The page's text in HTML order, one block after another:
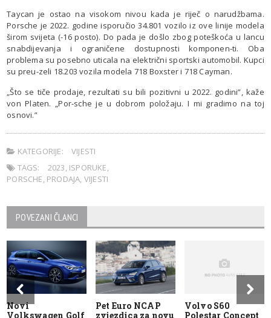
Taycan je ostao na visokom nivou kada je riječ o narudžbama.
Porsche je 2022. godine isporučio 34.801 vozilo iz ove linije modela
širom svijeta (-16 posto). Do pada je došlo zbog poteškoća u lancu
snabdijevanja i ograničene dostupnosti komponen-ti. Oba
problema su posebno uticala na električni sportski automobil. Kupci
su preu-zeli 18.203 vozila modela 718 Boxster i 718 Cayman.
„Što se tiče prodaje, rezultati su bili pozitivni u 2022. godini”, kaže
von Platen. „Por-sche je u dobrom položaju. I mi gradimo na toj
osnovi.”
KATEGORIJE:
VIJESTI
TAGS:
2023, ISPORUKE,
PORSCHE, PRODAJA, VIJESTI
POVEZANI ČLANCI
Novi
Volkswagen Golf
Pet Euro NCAP
zvjezdica za novu
Volvo S60
Polestar Concept